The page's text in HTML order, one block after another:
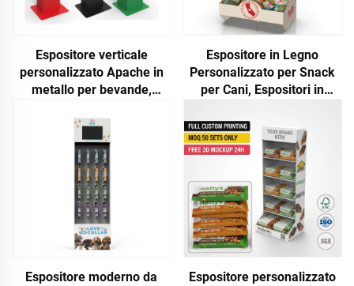
Espositore verticale
personalizzato Apache in
metallo per bevande,
verticale per lo stoccaggio
di bottiglie e lattine, per
negozi
Espositore in Legno
Personalizzato per Snack
per Cani, Espositori in
Animali e Rivendite
Espositore moderno da
Espositore personalizzato